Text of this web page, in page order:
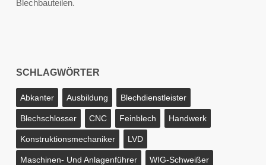
Blechbauteilen.
SCHLAGWÖRTER
Abkanter Ausbildung Blechdienstleister
Blechschlosser CNC Feinblech Handwerk
Konstruktionsmechaniker LVD
Maschinen- Und Anlagenführer WIG-Schweißer